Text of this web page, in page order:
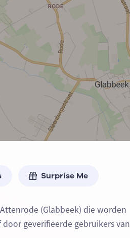
Surprise Me
(Glabbeek) die worden
geverifieerde gebruikers van